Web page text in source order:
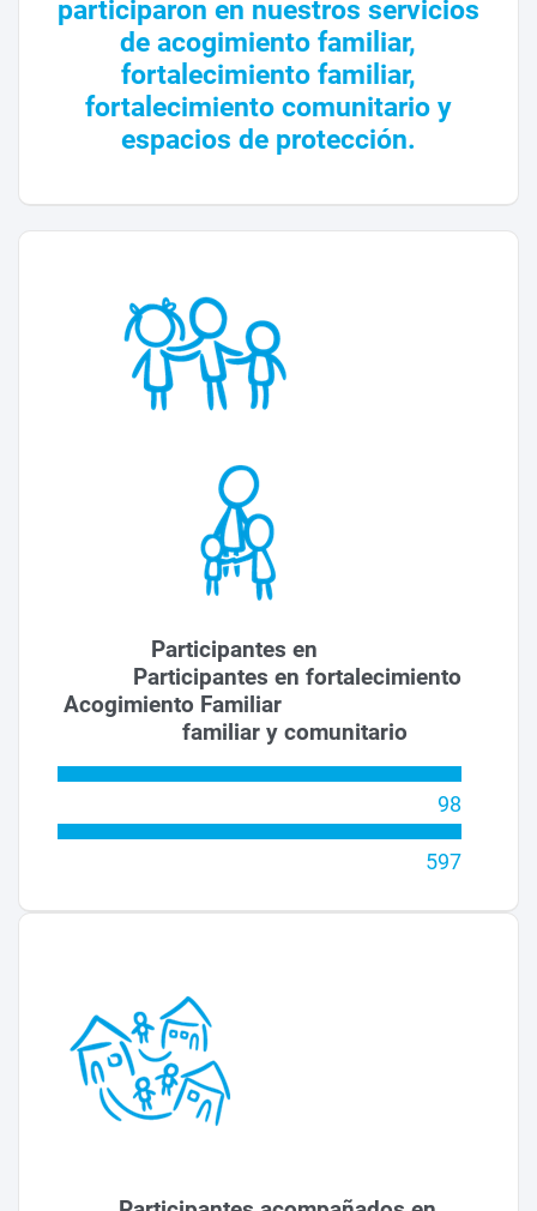
participaron en nuestros servicios
de acogimiento familiar,
fortalecimiento familiar,
fortalecimiento comunitario y
espacios de protección.
Participantes en
Participantes en fortalecimiento
Acogimiento Familiar
familiar y comunitario
98
597